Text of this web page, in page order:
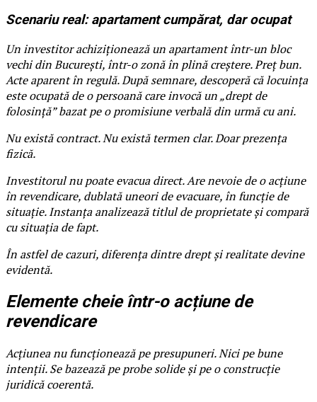
Scenariu real: apartament cumpărat, dar ocupat
Un investitor achiziționează un apartament într-un bloc
vechi din București, într-o zonă în plină creștere. Preț bun.
Acte aparent în regulă. După semnare, descoperă că locuința
este ocupată de o persoană care invocă un „drept de
folosință” bazat pe o promisiune verbală din urmă cu ani.
Nu există contract. Nu există termen clar. Doar prezența
fizică.
Investitorul nu poate evacua direct. Are nevoie de o acțiune
în revendicare, dublată uneori de evacuare, în funcție de
situație. Instanța analizează titlul de proprietate și compară
cu situația de fapt.
În astfel de cazuri, diferența dintre drept și realitate devine
evidentă.
Elemente cheie într-o acțiune de
revendicare
Acțiunea nu funcționează pe presupuneri. Nici pe bune
intenții. Se bazează pe probe solide și pe o construcție
juridică coerentă.